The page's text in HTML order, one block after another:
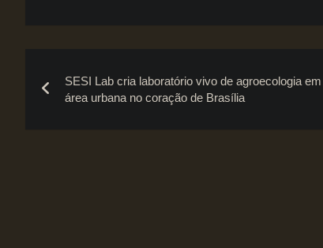
de
SESI Lab cria laboratório vivo de agroecologia em
área urbana no coração de Brasília